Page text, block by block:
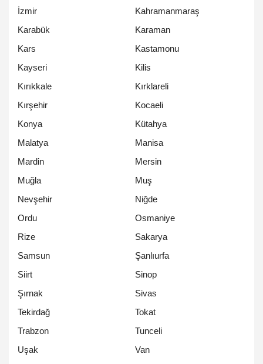
İzmir
Kahramanmaraş
Karabük
Karaman
Kars
Kastamonu
Kayseri
Kilis
Kırıkkale
Kırklareli
Kırşehir
Kocaeli
Konya
Kütahya
Malatya
Manisa
Mardin
Mersin
Muğla
Muş
Nevşehir
Niğde
Ordu
Osmaniye
Rize
Sakarya
Samsun
Şanlıurfa
Siirt
Sinop
Şırnak
Sivas
Tekirdağ
Tokat
Trabzon
Tunceli
Uşak
Van